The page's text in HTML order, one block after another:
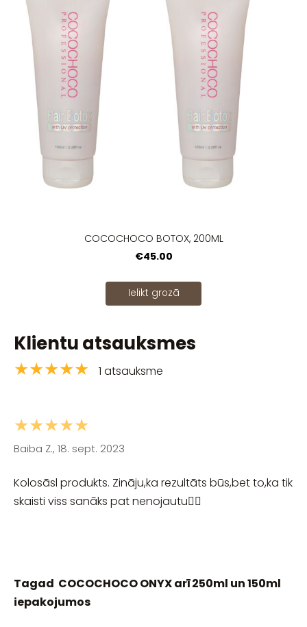
Tagad COCOCHOCO ONYX arī 250ml un 150ml
iepakojumos
COCOCHOCO BOTOX, 200ML
€45.00
Ielikt grozā
Klientu atsauksmes
★★★★★ 1 atsauksme
★★★★★
Baiba Z., 18. sept. 2023
Kolosāsl produkts. Zināju,ka rezultāts būs,bet to,ka tik
skaisti viss sanāks pat nenojautu🧚‍♀️